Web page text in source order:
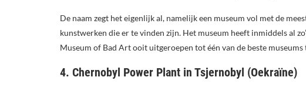
De naam zegt het eigenlijk al, namelijk een museum vol met de
kunstwerken die er te vinden zijn. Het museum heeft inmiddels al
Museum of Bad Art ooit uitgeroepen tot één van de beste
4. Chernobyl Power Plant in Tsjernobyl (Oekraïne)